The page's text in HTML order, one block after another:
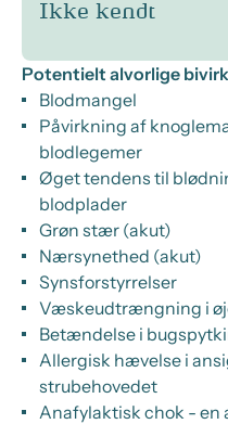
Ikke kendt
Potentielt alvorlige
Blodmangel
Påvirkning af
blodlegemer
Øget tendens til
blodplader
Grøn stær (akut)
Nærsynethed (akut)
Synsforstyrrelser
Væskeudtrængning i
Betændelse i
Allergisk hævelse i
strubehovedet
Anafylaktisk chok - en